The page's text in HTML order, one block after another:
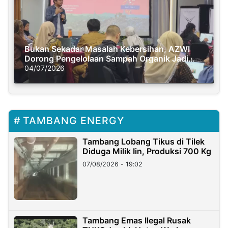
Bukan Sekadar Masalah Kebersihan, AZWI
Dorong Pengelolaan Sampah Organik Jadi
Solusi Krisis Iklim
04/07/2026
TAMBANG ENERGY
Tambang Lobang Tikus di Tilek
Diduga Milik Iin, Produksi 700 Kg
07/08/2026 - 19:02
Tambang Emas Ilegal Rusak